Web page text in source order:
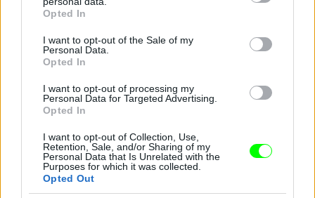
grant or deny consent to Google and its third-party tags to
use your data for below specified purposes in below Google
consent section.
Opted In
I want to opt-out of the Sale of my
Personal Data.
Opted In
I want to opt-out of processing my
Personal Data for Targeted Advertising.
Opted In
I want to opt-out of Collection, Use,
Retention, Sale, and/or Sharing of my
Personal Data that Is Unrelated with the
Purposes for which it was collected.
Opted Out
Zárt nyak - Cameron Diaz
Fotó: Nancy Kaszerman / Northfoto